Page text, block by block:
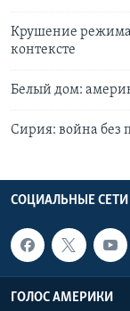
Крушение режима
контексте
Белый дом:
Сирия: война без
СОЦИАЛЬНЫЕ СЕТИ
ГОЛОС АМЕРИКИ